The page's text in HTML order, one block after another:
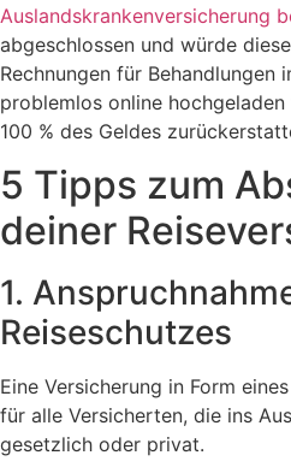
Auslandskrankenversicherung
abgeschlossen und würde
Rechnungen für Behandlungen
problemlos online
100 % des Geldes
5 Tipps zum
deiner
1.
Reiseschutzes
Eine Versicherung in Form
für alle Versicherten, die ins
gesetzlich oder privat.